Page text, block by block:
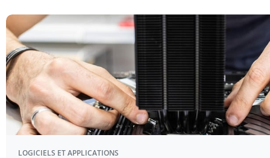
LOGICIELS ET APPLICATIONS